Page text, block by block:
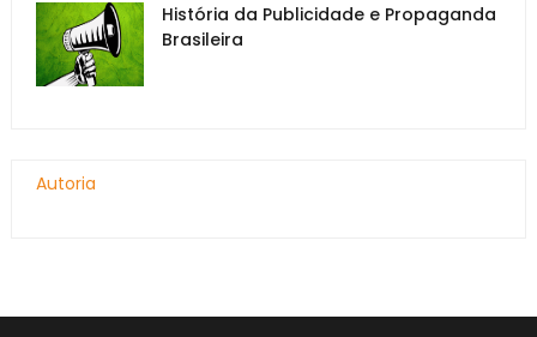
História da Publicidade e Propaganda
Brasileira
Autoria